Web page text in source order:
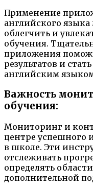
Применение
английского
облегчить и
обучения.
приложения
результатов и
английским
Важность
обучения:
Мониторинг и
центре успешного
в школе. Эти
отслеживать
определять
дополнительной